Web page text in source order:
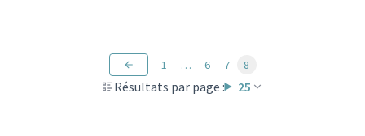
Résultats par page : 25
1 … 6 7 8